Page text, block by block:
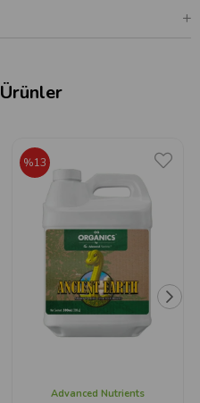
Advanced Nutrients
%13